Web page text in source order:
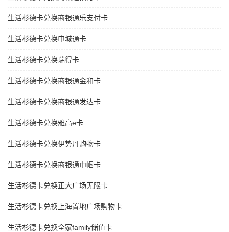
生活杉德卡兑换商银通乐支付卡
生活杉德卡兑换申城通卡
生活杉德卡兑换瑞得卡
生活杉德卡兑换商银通金和卡
生活杉德卡兑换商银通发达卡
生活杉德卡兑换雅高e卡
生活杉德卡兑换伊势丹购物卡
生活杉德卡兑换商银通巾帼卡
生活杉德卡兑换正大广场无限卡
生活杉德卡兑换上海置地广场购物卡
生活杉德卡兑换全家family储值卡